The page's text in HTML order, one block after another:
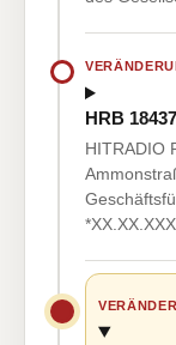
HRB 18437
HITRADIO